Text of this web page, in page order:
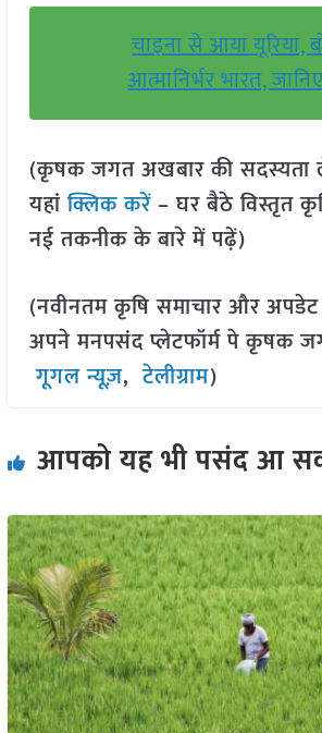
चाइना से आया यूरिया,
आत्मानिर्भर भारत,
(कृषक जगत अखबार की सदस्यता
यहांक्लिक करें– घर बैठे विस्तृत
नई तकनीक के बारे में पढ़ें)
(नवीनतम कृषि समाचार और
अपने मनपसंद प्लेटफॉर्म पे कृषक
गूगल न्यूज़,टेलीग्राम)
आपको यह भी पसंद आ